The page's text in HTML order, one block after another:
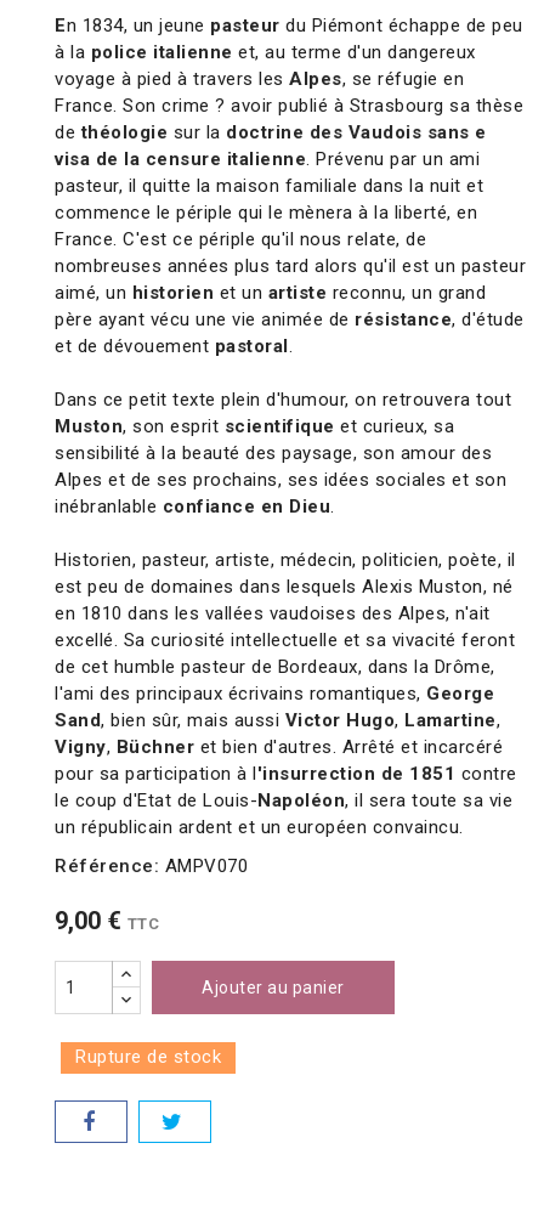
En 1834, un jeune pasteur du Piémont échappe de peu
à la police italienne et, au terme d'un dangereux
voyage à pied à travers les Alpes, se réfugie en
France. Son crime ? avoir publié à Strasbourg sa thèse
dethéologie sur la doctrine des Vaudois sans e
visa de la censure italienne. Prévenu par un ami
pasteur, il quitte la maison familiale dans la nuit et
commence le périple qui le mènera à la liberté, en
France. C'est ce périple qu'il nous relate, de
nombreuses années plus tard alors qu'il est un pasteur
aimé, un historien et un artiste reconnu, un grand
père ayant vécu une vie animée de résistance, d'étude
et de dévouement pastoral.
Dans ce petit texte plein d'humour, on retrouvera tout
Muston, son esprit scientifique et curieux, sa
sensibilité à la beauté des paysage, son amour des
Alpes et de ses prochains, ses idées sociales et son
inébranlable confiance en Dieu.
Historien, pasteur, artiste, médecin, politicien, poète, il
est peu de domaines dans lesquels Alexis Muston, né
en 1810 dans les vallées vaudoises des Alpes, n'ait
excellé. Sa curiosité intellectuelle et sa vivacité feront
de cet humble pasteur de Bordeaux, dans la Drôme,
l'ami des principaux écrivains romantiques, George
Sand, bien sûr, mais aussi Victor Hugo, Lamartine,
Vigny, Büchner et bien d'autres. Arrêté et incarcéré
pour sa participation à l'insurrection de 1851 contre
le coup d'Etat de Louis-Napoléon, il sera toute sa vie
un républicain ardent et un européen convaincu.
Référence: AMPV070
9,00 € TTC
Ajouter au panier
Rupture de stock